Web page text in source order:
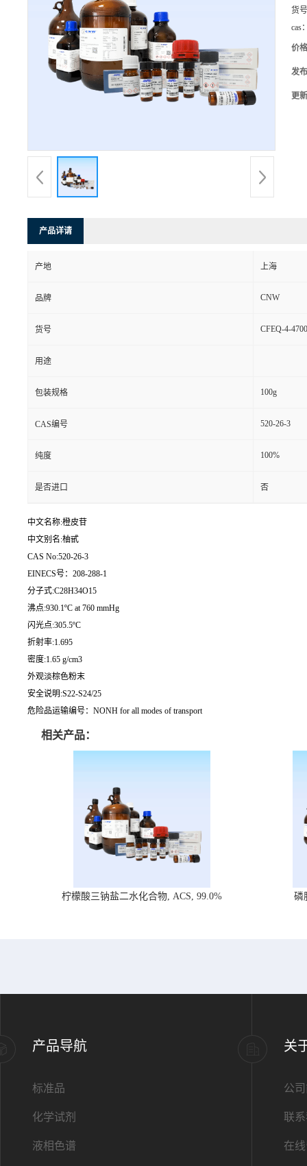
货
cas
价
发
更
产品详请
产地 上海
品牌 CNW
货号 CFEQ-4-
用途
包装规格 100g
CAS编号 520-26-3
纯度 100%
是否进口 否
中文名称:橙皮苷
中文别名:柚甙
CAS No:520-26-3
EINECS号：208-288-1
分子式:C28H34O15
沸点:930.1ºC at 760 mmHg
闪光点:305.5ºC
折射率:1.695
密度:1.65 g/cm3
外观淡棕色粉末
安全说明:S22-S24/25
危险品运输编号：NONH for all modes of transport
相关产品：
柠檬酸三钠盐二水化合物, ACS, 99.0% 磷
产品导航
标准品
化学试剂
液相色谱
关
公
联
在